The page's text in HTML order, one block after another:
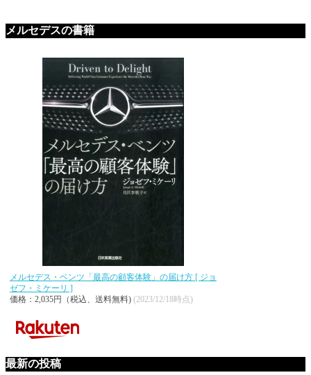
メルセデスの書籍
メルセデス・ベンツ「最高の顧客体験」の届け方 [ ジョ
ゼフ・ミケーリ ]
価格：2,035円（税込、送料無料) (2023/12/18時点)
最新の投稿